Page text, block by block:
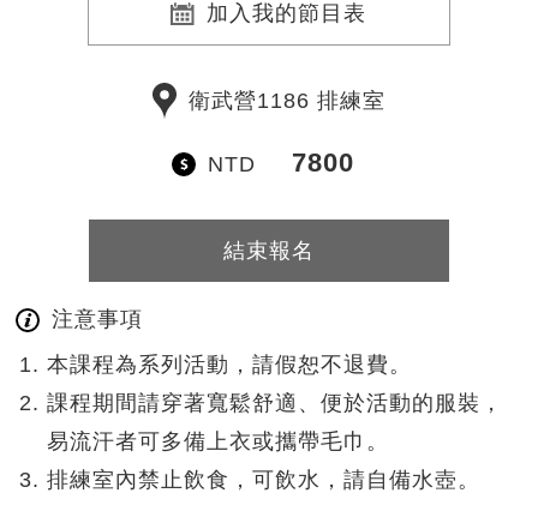
加入我的節目表
衛武營1186 排練室
NTD 7800
結束報名
注意事項
本課程為系列活動，請假恕不退費。
課程期間請穿著寬鬆舒適、便於活動的服裝，
易流汗者可多備上衣或攜帶毛巾。
排練室內禁止飲食，可飲水，請自備水壺。